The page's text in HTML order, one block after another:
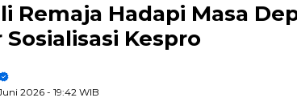
Remaja Hadapi Masa
Sosialisasi Kespro
2026 - 19:42 WIB